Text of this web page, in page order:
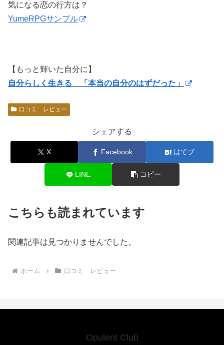
気になる恋の行方は？
YumeRPGサンプル
【もっと輝いた自分に】
自分らしく生きる 「本当の自分のはずだった」
口コミ レビュー
シェアする
X Facebook はてブ
LINE コピー
こちらも読まれています
関連記事は見つかりませんでした。
ホーム 口コミ レビュー
Opulent Club